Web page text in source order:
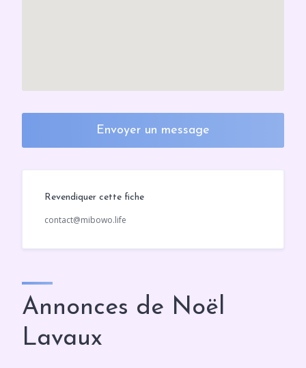
Envoyer un message
Revendiquer cette fiche
contact@mibowo.life
Annonces de Noël
Lavaux